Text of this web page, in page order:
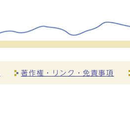
著作権・リンク・免責事項